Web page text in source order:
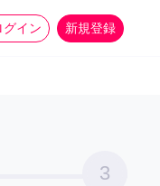
グイン 新規登録
事 more_horiz
3